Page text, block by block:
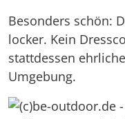
Besonders schön:
locker. Kein
stattdessen
Umgebung.